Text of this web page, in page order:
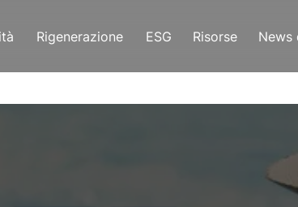
Rigenerazione ESG Risorse News